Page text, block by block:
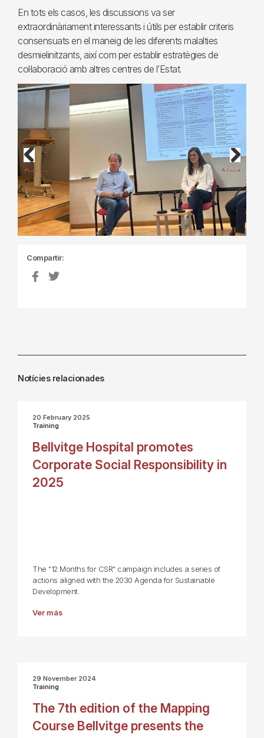
En tots els casos, les discussions va ser
extraordinàriament interessants i útils per establir criteris
consensuats en el maneig de les diferents malalties
desmielinitzants, així com per establir estratègies de
col·laboració amb altres centres de l’Estat.
Previous Next
Compartir:
Notícies relacionades
20 February 2025
Training
Bellvitge Hospital promotes
Corporate Social Responsibility in
2025
The "12 Months for CSR" campaign includes a series of
actions aligned with the 2030 Agenda for Sustainable
Development.
Ver más
29 November 2024
Training
The 7th edition of the Mapping
Course Bellvitge presents the